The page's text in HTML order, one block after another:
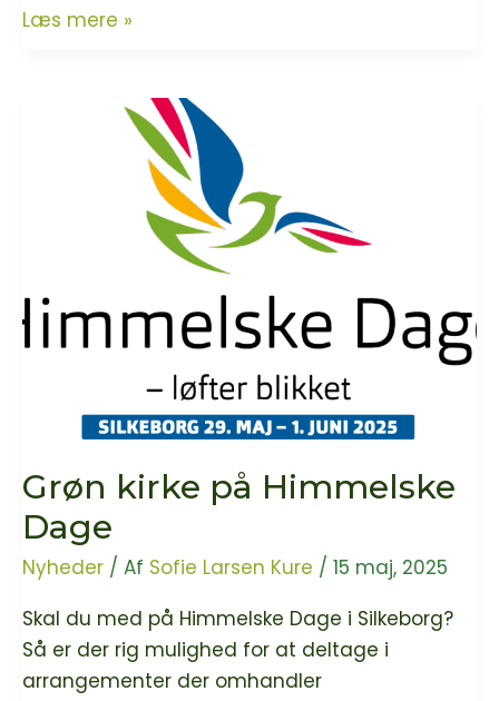
Tårnhøje
udviklingen
pause.
Læs mere »
Grøn kirke på Himmelske
Dage
Nyheder / Af Sofie Larsen Kure / 15 maj, 2025
Skal du med på Himmelske Dage i Silkeborg?
Så er der rig mulighed for at deltage i
arrangementer der omhandler